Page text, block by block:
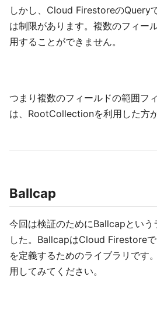
しかし、Cloud FirestoreのQuery
は制限があります。複数のフィー
用することができません。
つまり複数のフィールドの範囲フ
は、RootCollectionを利用した方
Ballcap
今回は検証のためにBallcapという
した。BallcapはCloud Firestore
を定義するためのライブラリです
用してみてください。